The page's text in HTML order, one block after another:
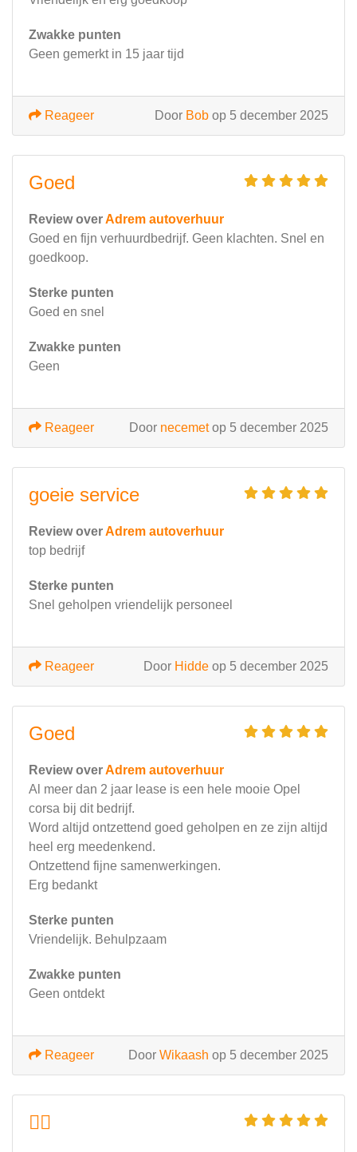
Zwakke punten
Geen gemerkt in 15 jaar tijd
Door Bob op 5 december 2025
Reageer
Goed
Review overAdrem autoverhuur
Goed en fijn verhuurdbedrijf. Geen klachten. Snel en
goedkoop.
Sterke punten
Goed en snel
Zwakke punten
Geen
Door necemetop 5 december 2025
Reageer
goeie service
Review overAdrem autoverhuur
top bedrijf
Sterke punten
Snel geholpen vriendelijk personeel
Door Hidde op 5 december 2025
Reageer
Goed
Review overAdrem autoverhuur
Al meer dan 2 jaar lease is een hele mooie Opel
corsa bij dit bedrijf.
Word altijd ontzettend goed geholpen en ze zijn altijd
heel erg meedenkend.
Ontzettend fijne samenwerkingen.
Erg bedankt
Sterke punten
Vriendelijk. Behulpzaam
Zwakke punten
Geen ontdekt
Door Wikaash op 5 december 2025
Reageer
👍🏼